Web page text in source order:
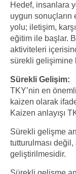
Hedef, insanlara
uygun sonuçların
yolu; iletişim,
eğitim ile başlar.
aktiviteleri
sürekli gelişimine
Sürekli Gelişim:
TKY’nin en
kaizen olarak
Kaizen anlayışı
Sürekli gelişme
tutturulması
geliştirilmesidir.